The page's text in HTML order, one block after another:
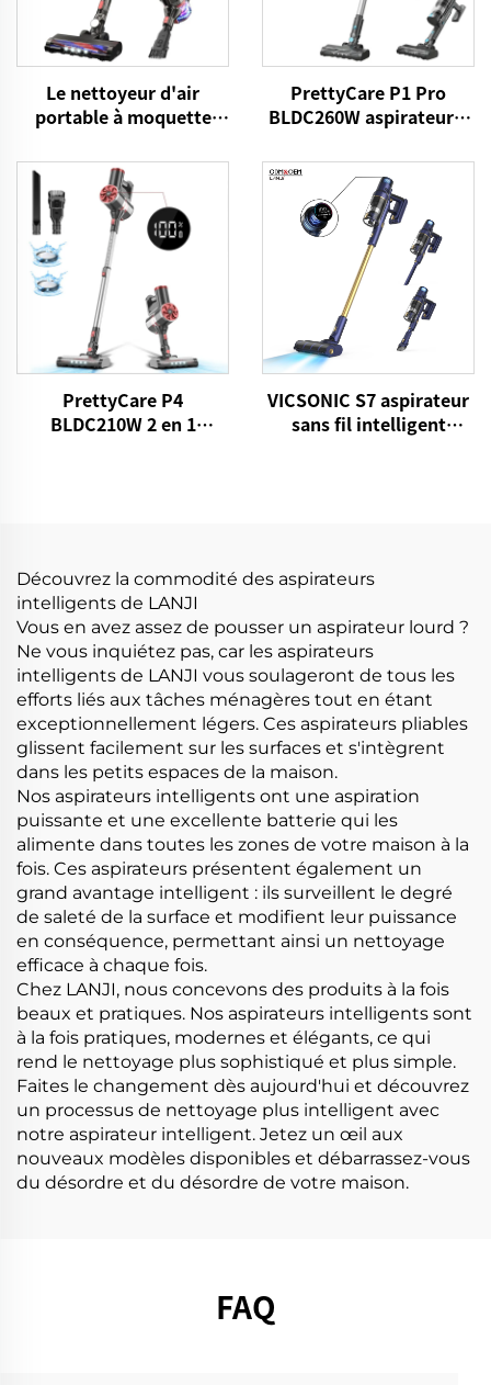
Le nettoyeur d'air
portable à moquette
PrettyCare P1 Pro
BLDC260W aspirateur à
PrettyCare P4
BLDC210W 2 en 1
VICSONIC S7 aspirateur
sans fil intelligent
Découvrez la commodité des aspirateurs
intelligents de LANJI
Vous en avez assez de pousser un aspirateur lourd ?
Ne vous inquiétez pas, car les aspirateurs
intelligents de LANJI vous soulageront de tous les
efforts liés aux tâches ménagères tout en étant
exceptionnellement légers. Ces aspirateurs pliables
glissent facilement sur les surfaces et s'intègrent
dans les petits espaces de la maison.
Nos aspirateurs intelligents ont une aspiration
puissante et une excellente batterie qui les
alimente dans toutes les zones de votre maison à la
fois. Ces aspirateurs présentent également un
grand avantage intelligent : ils surveillent le degré
de saleté de la surface et modifient leur puissance
en conséquence, permettant ainsi un nettoyage
efficace à chaque fois.
Chez LANJI, nous concevons des produits à la fois
beaux et pratiques. Nos aspirateurs intelligents sont
à la fois pratiques, modernes et élégants, ce qui
rend le nettoyage plus sophistiqué et plus simple.
Faites le changement dès aujourd'hui et découvrez
un processus de nettoyage plus intelligent avec
notre aspirateur intelligent. Jetez un œil aux
nouveaux modèles disponibles et débarrassez-vous
du désordre et du désordre de votre maison.
FAQ